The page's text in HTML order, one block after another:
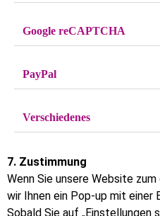
Google reCAPTCHA
PayPal
Verschiedenes
7. Zustimmung
Wenn Sie unsere Website
wir Ihnen ein Pop-up mit einer
Sobald Sie auf „Einstellungen